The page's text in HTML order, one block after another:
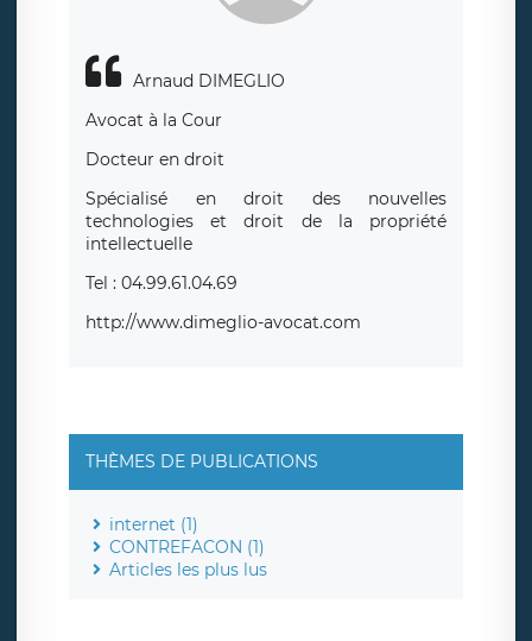
Arnaud DIMEGLIO
Avocat à la Cour
Docteur en droit
Spécialisé en droit des nouvelles
technologies et droit de la propriété
intellectuelle
Tel : 04.99.61.04.69
http://www.dimeglio-avocat.com
THÈMES DE PUBLICATIONS
internet (1)
CONTREFACON (1)
Articles les plus lus